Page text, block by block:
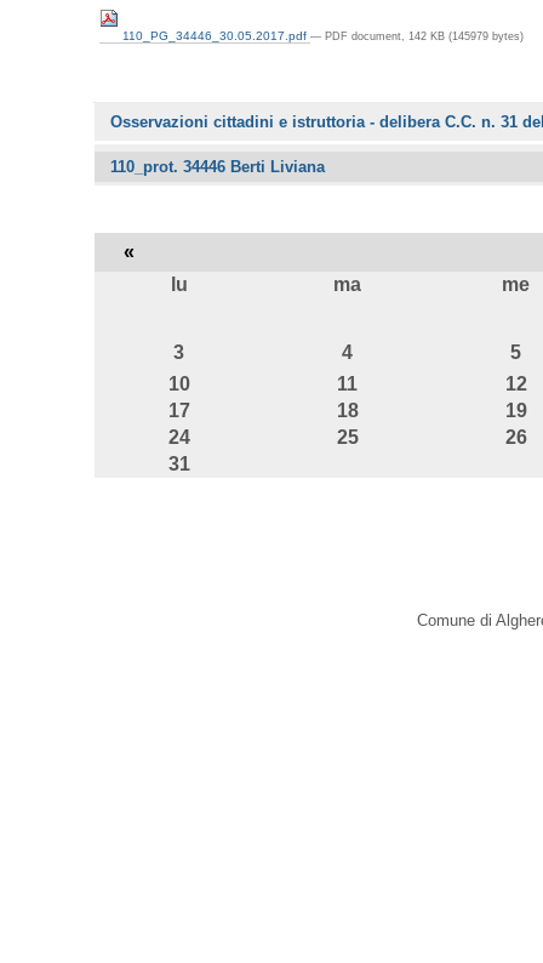
110_PG_34446_30.05.2017.pdf — PDF document, 142 KB (145979 bytes)
Navigazione
Osservazioni cittadini e istruttoria - delibera C.C. n. 31
110_prot. 34446 Berti Liviana
«
lu ma me
3 4
5
10
11
12
17
18
19
24
25
26
31
Comune di